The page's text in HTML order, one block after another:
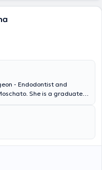
- Endodontist and
She is a graduate
in Endodontics from the
extensive experience and
both Greece and the